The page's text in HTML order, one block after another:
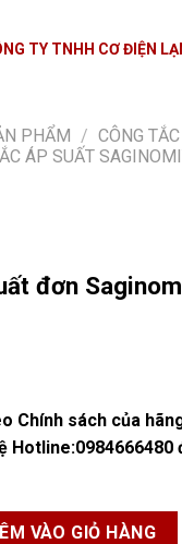
TY TNHH CƠ ĐIỆN
PHẨM / CÔNG
ÁP SUẤT
đơn
Chính sách của
Hotline:0984666480
SNS-C120X
VÀO GIỎ HÀNG